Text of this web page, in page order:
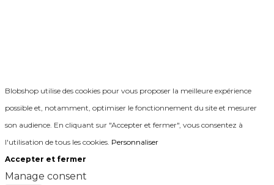
Blobshop utilise des cookies pour vous proposer la meilleure expérience
possible et, notamment, optimiser le fonctionnement du site et mesurer
son audience. En cliquant sur "Accepter et fermer", vous consentez à
l'utilisation de tous les cookies. Personnaliser
Accepter et fermer
Manage consent